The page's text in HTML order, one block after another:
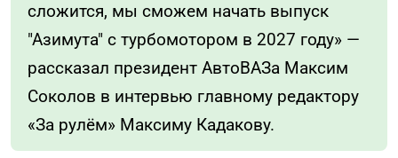
сложится, мы сможем начать выпуск
"Азимута" с турбомотором в 2027 году» —
рассказал президент АвтоВАЗа Максим
Соколов в интервью главному редактору
«За рулём» Максиму Кадакову.